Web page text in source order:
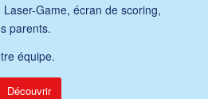
Game, écran de scoring,
parents.
équipe.
Découvrir